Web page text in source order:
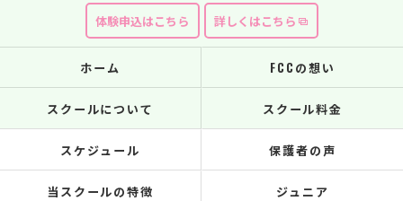
体験申込はこちら 詳しくはこちら
ホーム FCCの想い
スクールについて スクール料金
スケジュール 保護者の声
当スクールの特徴 ジュニア